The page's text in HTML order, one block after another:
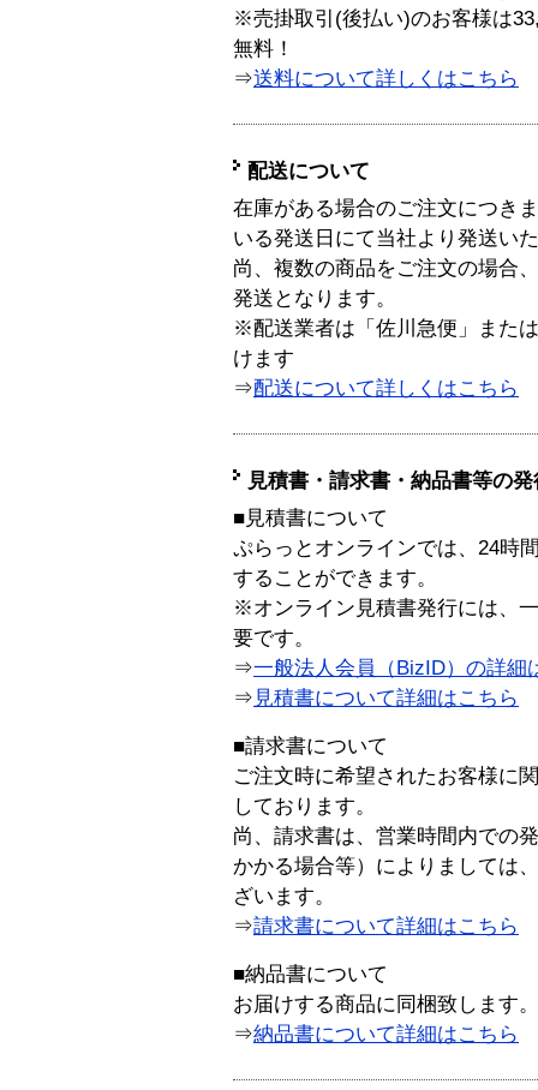
※売掛取引(後払い)のお客様は
無料！
⇒送料について詳しくはこちら
配送について
在庫がある場合のご注文につき
いる発送日にて当社より発送い
尚、複数の商品をご注文の場合
発送となります。
※配送業者は「佐川急便」また
けます
⇒配送について詳しくはこちら
見積書・請求書・納品書等の
■見積書について
ぷらっとオンラインでは、24時
することができます。
※オンライン見積書発行には、
要です。
⇒一般法人会員（BizID）の詳細
⇒ 見積書について詳細はこちら
■請求書について
ご注文時に希望されたお客様に
しております。
尚、請求書は、営業時間内での
かかる場合等）によりましては
ざいます。
⇒請求書について詳細はこちら
■納品書について
お届けする商品に同梱致します。
⇒納品書について詳細はこちら